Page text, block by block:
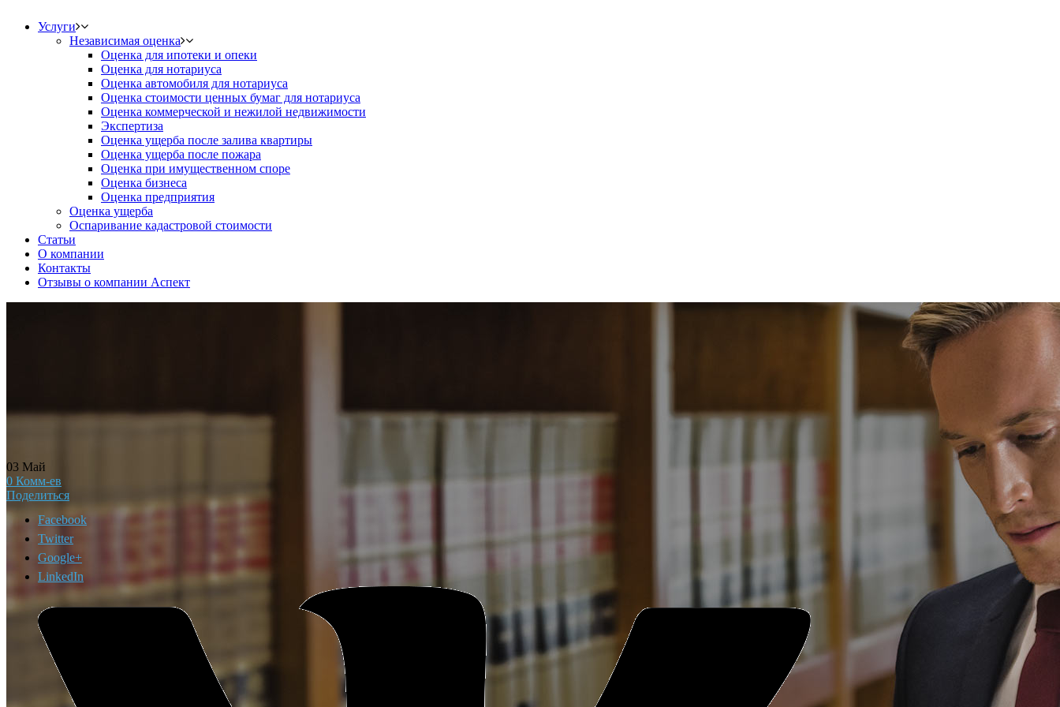
Услуги
Независимая оценка
Оценка для ипотеки и опеки
Оценка для нотариуса
Оценка автомобиля для нотариуса
Оценка стоимости ценных бумаг для нотариуса
Оценка коммерческой и нежилой недвижимости
Экспертиза
Оценка ущерба после залива квартиры
Оценка ущерба после пожара
Оценка при имущественном споре
Оценка бизнеса
Оценка предприятия
Оценка ущерба
Оспаривание кадастровой стоимости
Статьи
О компании
Контакты
Отзывы о компании Аспект
03 Май
0 Комм-ев
Поделиться
Facebook
Twitter
Google+
LinkedIn